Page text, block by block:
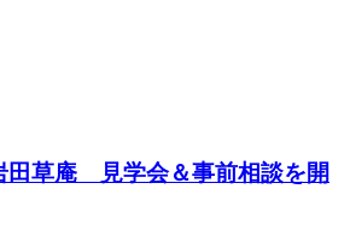
田草庵 見学会＆事前相談を開